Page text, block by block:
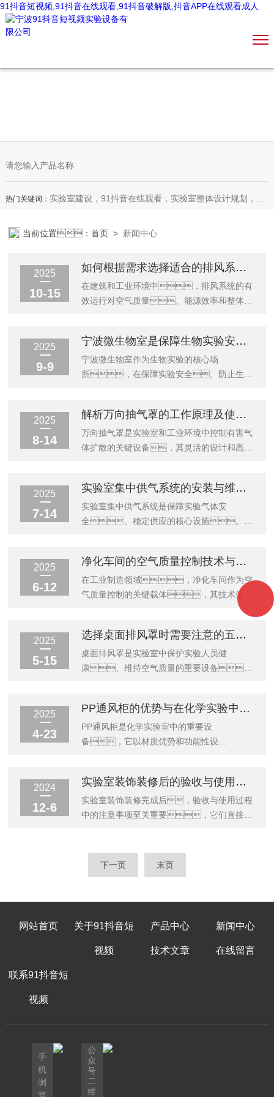
91抖音短视频,91抖音在线观看,91抖音破解版,抖音APP在线观看成人
热门关键词： 实验室建设，91抖音在线观看，实验室整体设计规划，装饰装修，实验室家具，恒温恒湿室，微生物室，无尘车间，理化生设备
当前位置：首页 > 新闻中心
2025
10-15
如何根据需求选择适合的排风系统变频控制设备？
在建筑和工业环境中，排风系统的有
效运行对空气质量、能源效率和整体环
素，以确保设备能够满足特定需求
并提供较佳性能。一、明确应用需
求选择排风系统变频控制设备的重要步骤是明
异。需要评估场所的规模、人员
密度、工艺流程以及潜在的空气污染源
等因素，以确定所需的风量和换气频
风，而另一些则可能只需要...
2025
9-9
宁波微生物室是保障生物实验安全的关键设施
宁波微生物室作为生物实验的核心场
所，在保障实验安全、防止生物
环境安全以及实验结果可靠的关键环
节。​​一、物理防护屏障​​通过多
层次的物理隔离设计，构建起严密的防
隔，防止交叉污染。负压通风
系统确保空气定向流动，避免有害微
生物外泄。高效过滤装置和紫外线消
安全的操作与存放环境。​​二、
标准化操...
2025
8-14
解析万向抽气罩的工作原理及使用技巧
万向抽气罩是实验室和工业环境中控制有害气
体扩散的关键设备，其灵活的设计和高效
害气体​​通过可调节的悬臂结构，将抽
气口精准定位在污染源上方。当设备
启动时，内置风机产生强大吸
害气体、粉尘或挥发性物质。其
万向节设计允许抽气罩在三维空间内自由调整
角度和高度，确保抽气口始终对准污染
源，实现精准捕捉。气流通过
置，经过净化处理后排出，
有效防...
2025
7-14
实验室集中供气系统的安装与维护指南说明
实验室集中供气系统是保障实验气体安
全、稳定供应的核心设施。科
范：安全与效率并重​​安装前需合理规划管
路布局，根据实验室用气需求确定气
源位置、管路走向及终端接口分
布。主管道应沿墙或吊顶明装，避免
备，确保气体输送路径最短化。
管道材质选择需严格匹配气体特性，
安装过程中需确保所有连接点密封可
测，确认无泄漏后方可投入使
用。​​...
2025
6-12
净化车间的空气质量控制技术与标准解析
在工业制造领域，净化车间作为空
气质量控制的关键载体，其技术体系
制，有效消除生产环境中颗粒
物、微生物及其他污染物的潜在影
响，为精密制造提供可靠保障。
中效过滤装置进一步清除中小型颗粒，高
效过滤单元则能捕获微米级悬浮物。气流
组织设计通过单向流模式形成压力梯
建动态平衡的洁净环境。智能化监控
系统实时监测空...
2025
5-15
选择桌面排风罩时需要注意的五大要点
桌面排风罩是实验室中保护实验人员健
康、维持空气质量的重要设备。
衡。以下是选购时需重点关注的五大要
点。​​一、工作区域适配性​​桌
面排风罩的设计需与实验台的空间布局相匹
中。同时要考虑实验台的高度和形
状，选择开口角度与气流方向合理的
款式，确保排风路径直接有
求。​​二、气流控制能力​​高...
2025
4-23
PP通风柜的优势与在化学实验中的应用说明
PP通风柜是化学实验室中的重要设
备，它以材质优势和功能性设
烯）材料是PP通风柜的核心优势。
其化学稳定性较强，耐酸
碱、耐有机溶剂腐蚀，能够长
境中，依然能保持结构完
耐磨性和耐热性，可承受实验过程
寿命。此外，PP材料表面光滑
易清洁，能清除实验残留，防止
2024
12-6
实验室装饰装修后的验收与使用注意事项
实验室装饰装修完成后，验收与使用过程
中的注意事项至关重要，它们直接关
室装饰装修后的验收注意事项1.安全设施验收
能达到标准。这些设施是保障实验室人
保障生命安全的重要防线。2.通风与空调
系统验收通风与空调系统的良好运行对实验室
下一页 末页
网站首页 关于91抖音短
视频
产品中心 新闻中心
技术文章 在线留言
联系91抖音短
视频
手
机
浏
公
众
号
二
维